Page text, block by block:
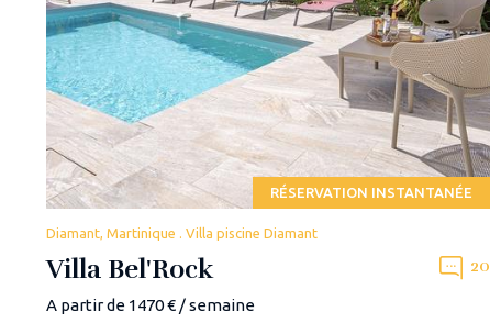
RÉSERVATION INSTANTANÉE
Diamant, Martinique . Villa piscine Diamant
Villa Bel'Rock 20
A partir de 1470 € / semaine